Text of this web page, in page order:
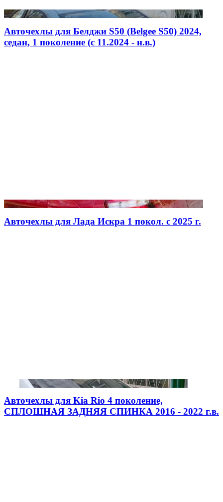
Авточехлы для Белджи S50 (Belgee S50) 2024,
седан, 1 поколение (c 11.2024 - н.в.)
Авточехлы для Лада Искра 1 покол. с 2025 г.
Авточехлы для Kia Rio 4 поколение,
СПЛОШНАЯ ЗАДНЯЯ СПИНКА 2016 - 2022 г.в.